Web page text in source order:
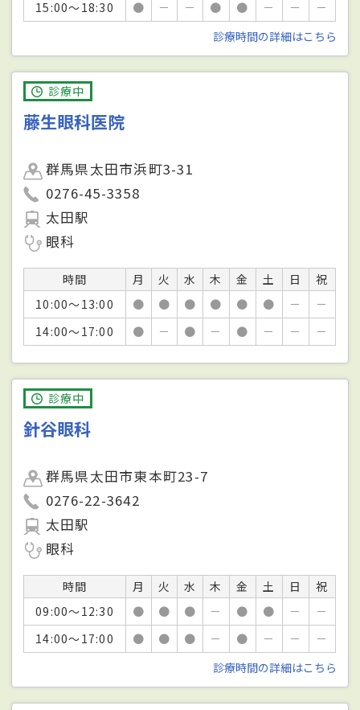
15:00～18:30
● － － ● ● － －
－
診療時間の詳細はこちら
診療中
藤生眼科医院
群馬県太田市浜町3-31
0276-45-3358
太田駅
眼科
時間 月 火 水 木 金 土 日
祝
10:00～13:00
● ● ● ● ● ● －
－
14:00～17:00
● － ● － ● － － －
診療中
針谷眼科
群馬県太田市東本町23-7
0276-22-3642
太田駅
眼科
時間 月 火 水 木 金 土 日
祝
09:00～12:30
● ● ● － ● ● －
－
14:00～17:00
● ● ● － ● － －
－
診療時間の詳細はこちら